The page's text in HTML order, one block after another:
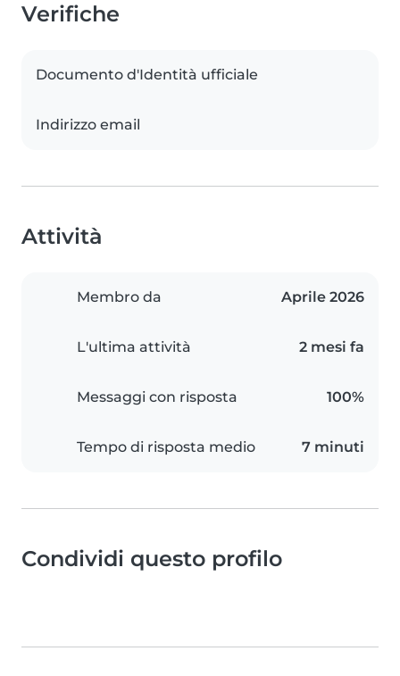
Verifiche
Documento d'Identità ufficiale
Indirizzo email
Attività
Membro da Aprile 2026
L'ultima attività 2 mesi fa
Messaggi con risposta 100%
Tempo di risposta medio 7 minuti
Condividi questo profilo